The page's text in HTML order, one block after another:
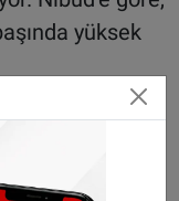
yüksek
başladı
güçlük